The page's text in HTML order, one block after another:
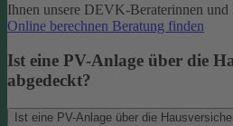
Ihnen unsere DEVK-Beraterinnen
Online berechnen Beratung finden
Ist eine PV-Anlage über die
abgedeckt?
Ist eine PV-Anlage über die